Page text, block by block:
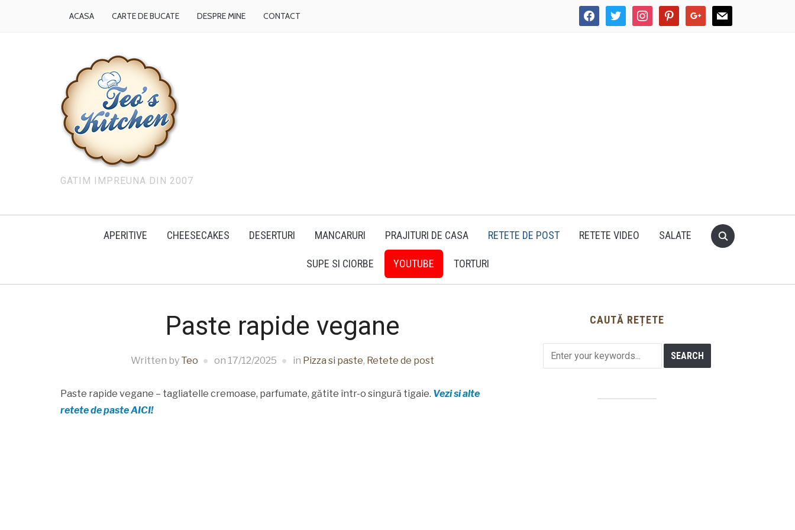
facebooktwitter instagrampinterestgoogle mail
ACASA CARTE DE BUCATE DESPRE MINE CONTACT
GATIM IMPREUNA DIN 2007
APERITIVE CHEESECAKES DESERTURI MANCARURI PRAJITURI DE CASA RETETE DE POST RETETE VIDEO SALATE
SUPE SI CIORBE YOUTUBE TORTURI
Paste rapide vegane
Written by Teo on 17/12/2025 in Pizza si paste, Retete de post
Paste rapide vegane – tagliatelle cremoase, parfumate, gătite într-o singură tigaie. Vezi si alte
retete de paste AICI!
CAUTĂ REȚETE